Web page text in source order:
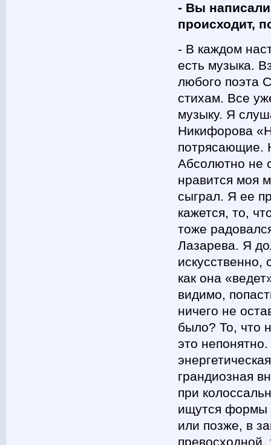
- Вы
происходит,
- В каждом
есть музыка.
любого поэта
стихам. Все
музыку. Я
Никифорова
потрясающие.
Абсолютно не
нравится моя
сыграл. Я ее
кажется, то,
тоже
Лазарева. Я
искусственно,
как она
видимо,
ничего не
было? То, что
это
грандиозная
при
ищутся формы
или позже, в
превосходной,